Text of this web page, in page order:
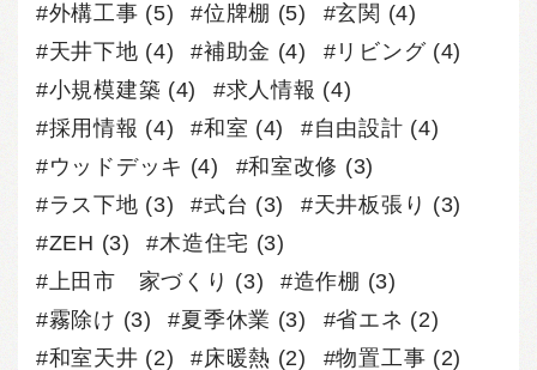
外構工事 (5) 位牌棚 (5) 玄関 (4)
天井下地 (4) 補助金 (4) リビング(4)
小規模建築 (4) 求人情報 (4)
採用情報 (4) 和室 (4) 自由設計 (4)
ウッドデッキ (4) 和室改修 (3)
ラス下地 (3) 式台 (3) 天井板張り (3)
ZEH (3) 木造住宅 (3)
上田市 家づくり (3) 造作棚 (3)
霧除け (3) 夏季休業 (3) 省エネ (2)
和室天井 (2) 床暖熱 (2) 物置工事 (2)